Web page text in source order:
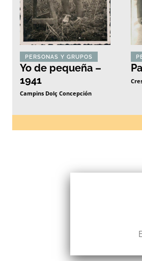
PERSONAS Y GRUPOS
Yo de pequeña –
1941
Campins Dolç Concepción